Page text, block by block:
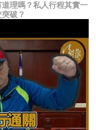
理嗎？私人行程其實一
破？